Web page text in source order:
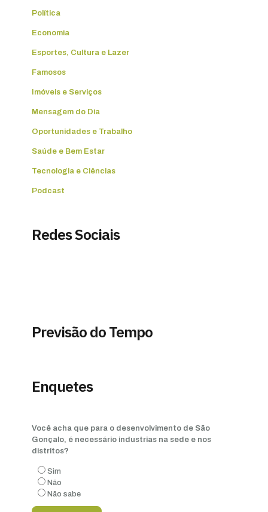
Política
Economia
Esportes, Cultura e Lazer
Famosos
Imóveis e Serviços
Mensagem do Dia
Oportunidades e Trabalho
Saúde e Bem Estar
Tecnologia e Ciências
Podcast
Redes Sociais
Previsão do Tempo
Enquetes
Você acha que para o desenvolvimento de São
Gonçalo, é necessário industrias na sede e nos
distritos?
Sim
Não
Não sabe